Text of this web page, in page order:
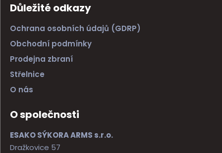
Důležité odkazy
Ochrana osobních údajů (GDRP)
Obchodní podmínky
Prodejna zbraní
Střelnice
O nás
O společnosti
ESAKO SÝKORA ARMS s.r.o.
Dražkovice 57